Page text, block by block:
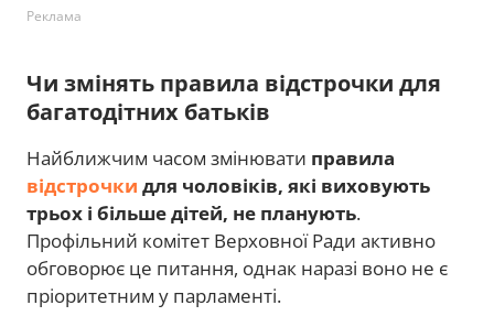
Реклама
Чи змінять правила відстрочки для
багатодітних батьків
Найближчим часом змінювати правила
відстрочки для чоловіків, які виховують
трьох і більше дітей, не планують.
Профільний комітет Верховної Ради активно
обговорює це питання, однак наразі воно не є
пріоритетним у парламенті.